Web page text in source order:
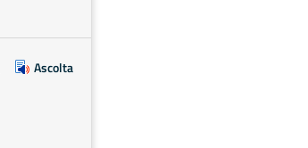
Ascolta